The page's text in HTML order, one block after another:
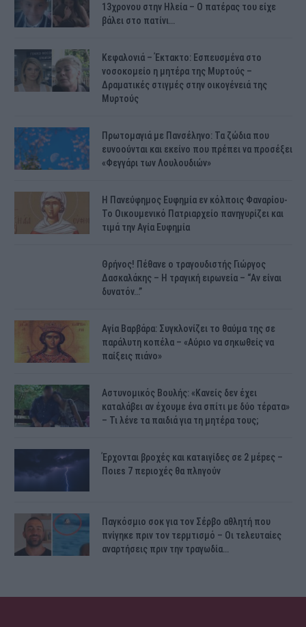
13χρονου στην Ηλεία – Ο πατέρας του είχε
βάλει στο πατίνι…
Κεφαλονιά – Έκτακτο: Εσπευσμένα στο
νοσοκομείο η μητέρα της Μυρτούς –
Δραματικές στιγμές στην οικογένειά της
Μυρτούς
Πρωτομαγιά με Πανσέληνο: Τα ζώδια που
ευνοούνται και εκείνο που πρέπει να προσέξει
«Φεγγάρι των Λουλουδιών»
H Πανεύφημος Ευφημία εν κόλποις Φαναρίου-
Το Οικουμενικό Πατριαρχείο πανηγυρίζει και
τιμά την Αγία Ευφημία
Θρήνος! Πέθανε ο τραγουδιστής Γιώργος
Δασκαλάκης – Η τραγική ειρωνεία – “Αν είναι
δυνατόν…”
Αγία Βαρβάρα: Συγκλονίζει το θαύμα της σε
παράλυτη κοπέλα – «Αύριο να σηκωθείς να
παίξεις πιάνο»
Αστυνομικός Bουλής: «Κανείς δεν έχει
καταλάβει αν έχουμε ένα σπίτι με δύο τέρατα»
– Τι λένε τα παιδιά για τη μητέρα τους;
Έρχονται βροχές και κατaιγίδες σε 2 μέpες –
Ποιεs 7 πεpιοχές θα πλnγούν
Παγκόσμιο σοκ για τον Σέρβο αθλητή που
πνίγηκε πριν τον τερμτισμό – Οι τελευταίες
αναρτήσεις πριν την τραγωδία…